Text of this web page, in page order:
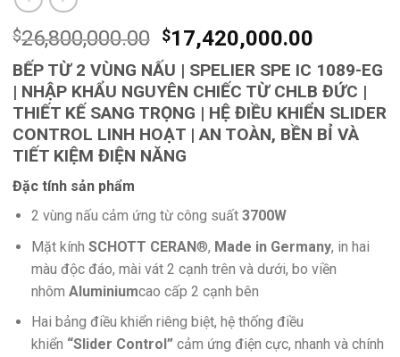
$26,800,000.00 $17,420,000.00
BẾP TỪ 2 VÙNG NẤU | SPELIER SPE IC 1089-EG
| NHẬP KHẨU NGUYÊN CHIẾC TỪ CHLB ĐỨC |
THIẾT KẾ SANG TRỌNG | HỆ ĐIỀU KHIỂN SLIDER
CONTROL LINH HOẠT | AN TOÀN, BỀN BỈ VÀ
TIẾT KIỆM ĐIỆN NĂNG
Đặc tính sản phẩm
2 vùng nấu cảm ứng từ công suất 3700W
Mặt kính SCHOTT CERAN®, Made in Germany, in hai
màu độc đáo, mài vát 2 cạnh trên và dưới, bo viền
nhôm Aluminiumcao cấp 2 cạnh bên
Hai bảng điều khiển riêng biệt, hệ thống điều
khiển “Slider Control” cảm ứng điện cực, nhanh và chính